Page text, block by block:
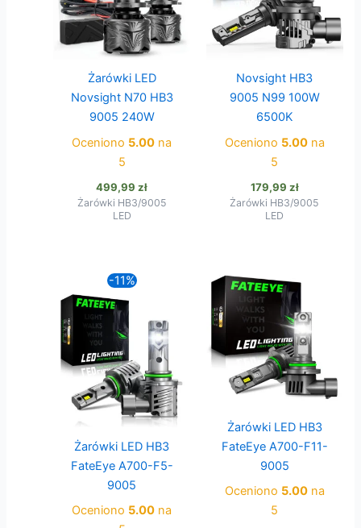
Żarówki LED
Novsight N70 HB3
9005 240W
Oceniono 5.00 na
5
499,99zł
Żarówki HB3/9005
LED
Novsight HB3
9005 N99 100W
6500K
Oceniono 5.00na
5
179,99 zł
Żarówki HB3/9005
LED
-11%
Żarówki LED HB3
FateEye A700-F5-
9005
Oceniono 5.00 na
Żarówki LED HB3
FateEye A700-F11-
9005
Oceniono 5.00na
5